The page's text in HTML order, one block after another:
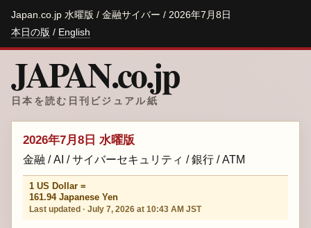
Japan.co.jp 水曜版 / 金融サイバー / 2026年7月8日
本日の版 / English
JAPAN.co.jp
日本を読む日刊ビジュアル紙
2026年7月8日 水曜版
金融 / AI / サイバーセキュリティ / 銀行 / ATM
1 US Dollar =
161.94 Japanese Yen
Last updated · July 7, 2026 at 10:43 AM JST